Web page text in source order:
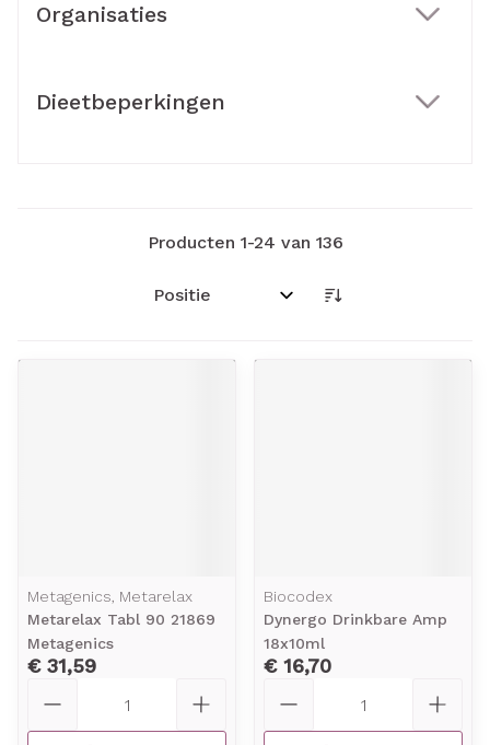
Organisaties
Dieetbeperkingen
Producten 1-24 van 136
Sorteer op:
Metagenics, Metarelax
Metarelax Tabl 90 21869
Metagenics
€ 31,59
Biocodex
Dynergo Drinkbare Amp
18x10ml
€ 16,70